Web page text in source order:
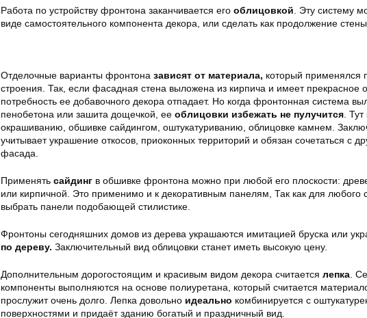
Работа по устройству фронтона заканчивается его облицовкой. Эту систему
виде самостоятельного компонента декора, или сделать как продолжение
Отделочные варианты фронтона зависят от материала, который применялся
строения. Так, если фасадная стена выложена из кирпича и имеет прекрасное
потребность ее добавочного декора отпадает. Но когда фронтонная система
пенобетона или зашита дощечкой, ее облицовки избежать не пулучится.
окрашиванию, обшивке сайдингом, оштукатуриванию, облицовке камнем.
учитывает украшение откосов, приоконных территорий и обязан сочетаться с
фасада.
Применять сайдинг в обшивке фронтона можно при любой его плоскости:
или кирпичной. Это применимо и к декоративным панелям, Так как для любого
выбрать панели подобающей стилистике.
Фронтоны сегодняшних домов из дерева украшаются имитацией бруска или
по дереву. Заключительный вид облицовки станет иметь высокую цену.
Дополнительным дорогостоящим и красивым видом декора считается лепка.
компоненты выполняются на основе полиуретана, который считается
прослужит очень долго. Лепка довольно идеально комбинируется с
поверхностями и придаёт зданию богатый и праздничный вид.